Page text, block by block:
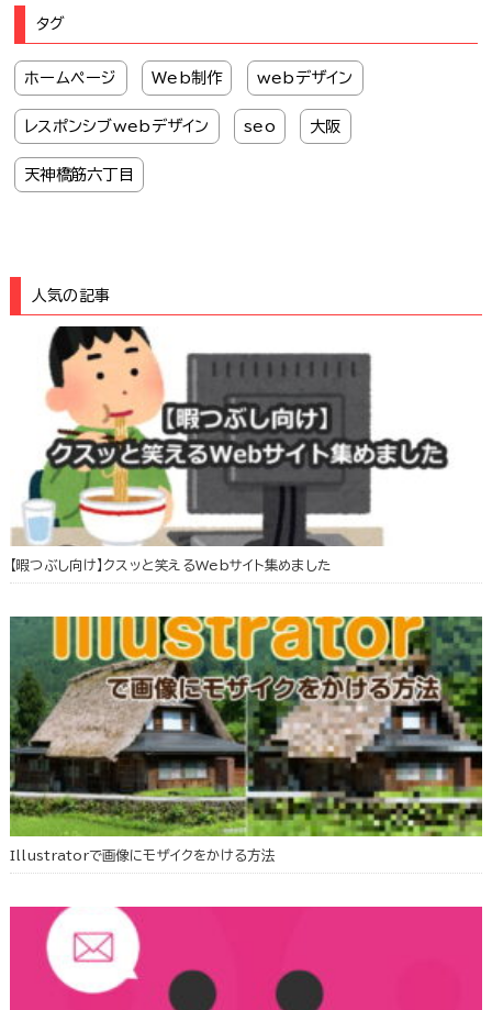
タグ
ホームページ Web制作 webデザイン
レスポンシブwebデザイン seo 大阪
天神橋筋六丁目
人気の記事
【暇つぶし向け】クスッと笑えるWebサイト集めました
Illustratorで画像にモザイクをかける方法